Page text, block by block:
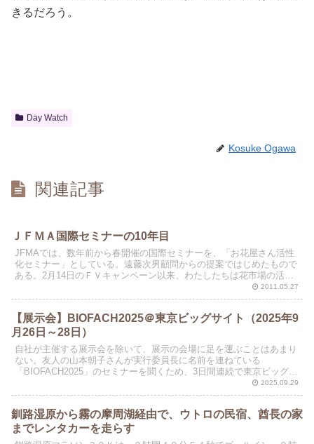
きるだろう。
Day Watch
Kosuke Ogawa
関連記事
ＪＦＭＡ国際セミナーの10年目
JFMAでは、数年前から春開催の国際セミナーを、「お花屋さん活性
化セミナー」としている。遠藤次男顧問からの提案ではじめたもので
ある。2月14日のＦＶキャンペーン以来、わたしたちは花市場の活性
2011.05.27
【展示会】BIOFACH2025＠東京ビッグサイト（2025年9
月26日～28日）
自社が主催する展示会を除いて、展示の会場に足を運ぶことはあまり
ない。友人の山本朝子さんが実行委員長に名前を連ねている
「BIOFACH2025」のセミナーを聞くため、3日間連続で東京ビッグサ
イトに通った。山本さんは、「オーガニックフードマイス... 2025.09.29
釧路湿原から霧の摩周湖経由で、ウトロの民宿、酋長の家
までレンタカーを走らす